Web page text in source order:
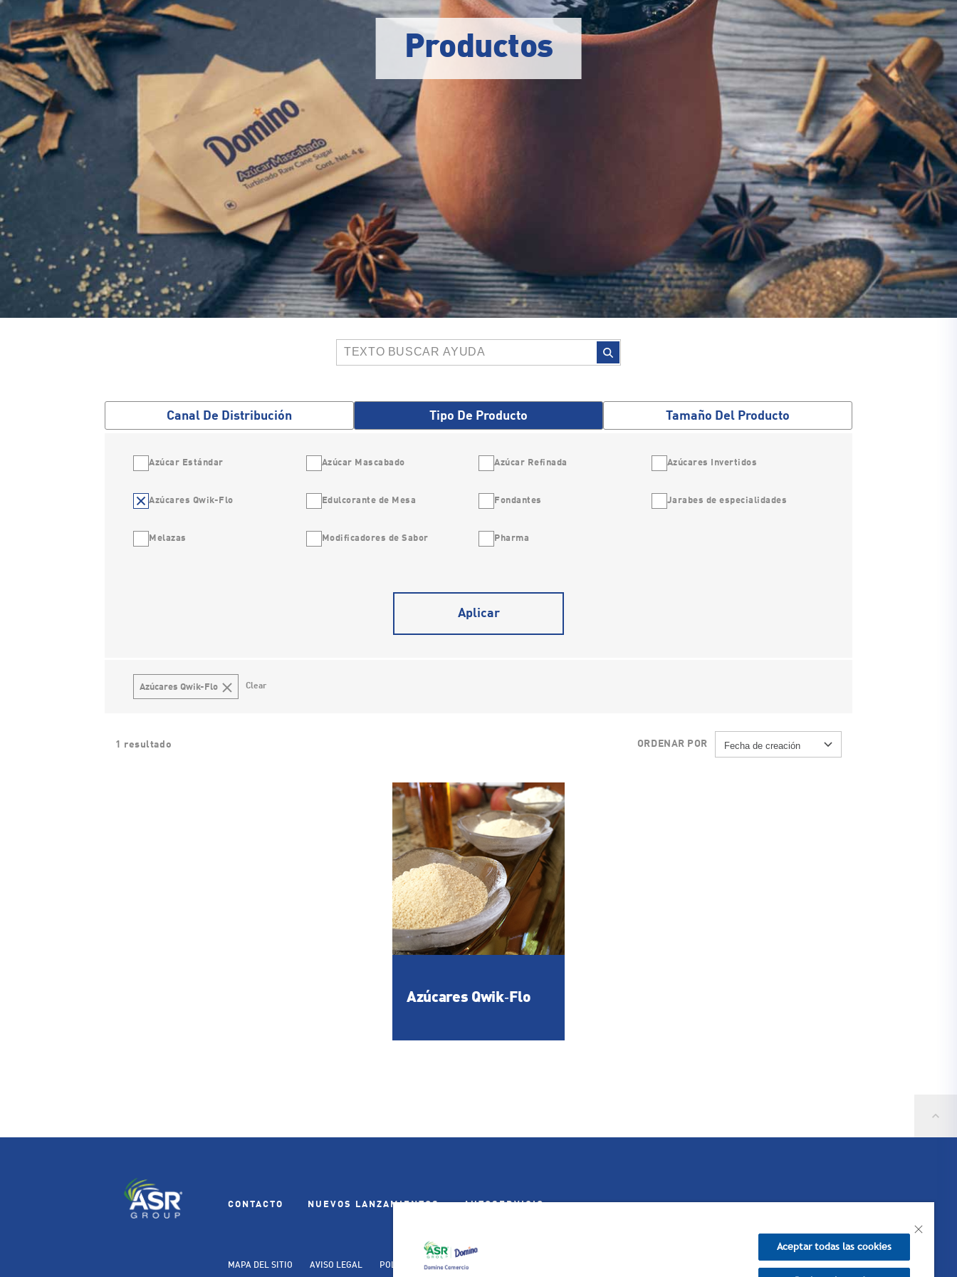
Productos
Canal De Distribución Tipo De Producto Tamaño Del Producto
Azúcar Estándar Azúcar Mascabado Azúcar Refinada Azúcares Invertidos
Azúcares Qwik-Flo Edulcorante de Mesa Fondantes Jarabes de especialidades
Melazas Modificadores de Sabor Pharma
Aplicar
Azúcares Qwik-Flo Clear
1 resultado ORDENAR POR
Azúcares Qwik​‑Flo
CONTACTO NUEVOS LANZAMIENTOS AUTOSERVICIO
MAPA DEL SITIO AVISO LEGAL POLÍTICA DE PRIVACIDAD
Aceptar todas las cookies